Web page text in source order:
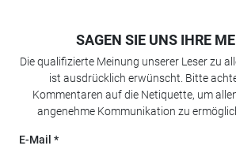
SAGEN SIE UNS IHRE
Die qualifizierte Meinung unserer Leser zu
ist ausdrücklich erwünscht. Bitte
Kommentaren auf die Netiquette, um
angenehme Kommunikation zu
E-Mail